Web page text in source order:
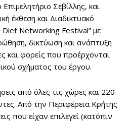
Σεβίλλης, και
έκθεση και Διαδικτυακό
Diet Networking Festival” με
δικτύωση και ανάπτυξη
και φορείς που προέρχονται
σχήματος του έργου.
από όλες τις χώρες και 220
Από την Περιφέρεια Κρήτης
που είχαν επιλεγεί (κατόπιν